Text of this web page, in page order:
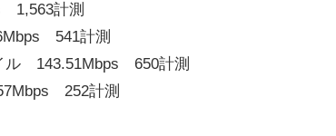
1,563計測
541計測
ル 143.51Mbps 650計測
252計測